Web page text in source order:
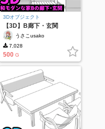
3Dオブジェクト
【3D】B廊下・玄関
うさこusako
7,028
500 G